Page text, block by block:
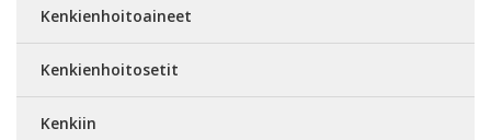
Kenkienhoitoaineet
Kenkienhoitosetit
Kenkiin